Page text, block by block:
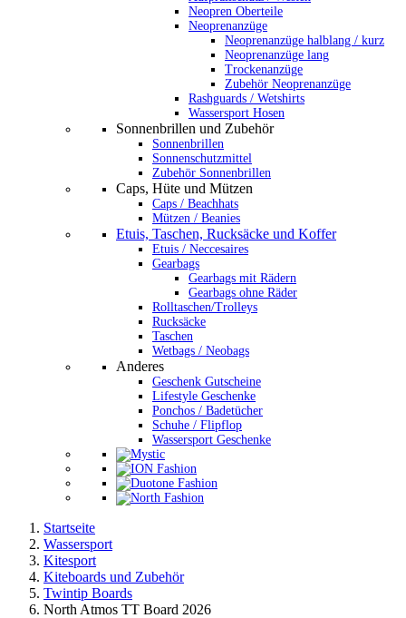
Neopren Oberteile
Neoprenanzüge
Neoprenanzüge halblang / kurz
Neoprenanzüge lang
Trockenanzüge
Zubehör Neoprenanzüge
Rashguards / Wetshirts
Wassersport Hosen
Sonnenbrillen und Zubehör
Sonnenbrillen
Sonnenschutzmittel
Zubehör Sonnenbrillen
Caps, Hüte und Mützen
Caps / Beachhats
Mützen / Beanies
Etuis, Taschen, Rucksäcke und Koffer
Etuis / Neccesaires
Gearbags
Gearbags mit Rädern
Gearbags ohne Räder
Rolltaschen/Trolleys
Rucksäcke
Taschen
Wetbags / Neobags
Anderes
Geschenk Gutscheine
Lifestyle Geschenke
Ponchos / Badetücher
Schuhe / Flipflop
Wassersport Geschenke
Startseite
Wassersport
Kitesport
Kiteboards und Zubehör
Twintip Boards
North Atmos TT Board 2026